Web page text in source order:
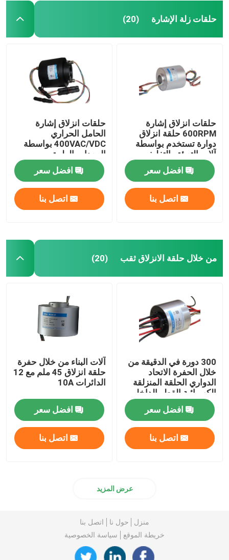
حلقات زلة الإشارة (20)
حلقات انزلاق إشارة
600RPM حلقة انزلاق
دوارة تستخدم بواسطة
آلات التعبئة والتغليف
افضل سعر
اتصل بنا
حلقات انزلاق إشارة
الحامل الحراري
400VAC/VDC بواسطة
المعدات الطبية
افضل سعر
اتصل بنا
من خلال حلقة الانزلاق ثقب (20)
300 دورة في الدقيقة من
خلال الحفرة الاتحاد
الدواري الحلقة المنزلقة
الكهربائية القطر الداخلي
65mm
افضل سعر
اتصل بنا
آلات البناء من خلال حفرة
حلقة انزلاق 45 ملم مع 12
الدائرات 10A
افضل سعر
اتصل بنا
عرض المزيد
منزل حول نا
اتصل بنا
خريطة الموقع
سياسة الخصوصية